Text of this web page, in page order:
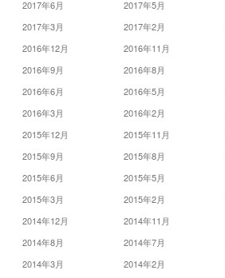
2017年6月
2017年5月
2017年3月
2017年2月
2016年12月
2016年11月
2016年9月
2016年8月
2016年6月
2016年5月
2016年3月
2016年2月
2015年12月
2015年11月
2015年9月
2015年8月
2015年6月
2015年5月
2015年3月
2015年2月
2014年12月
2014年11月
2014年8月
2014年7月
2014年3月
2014年2月